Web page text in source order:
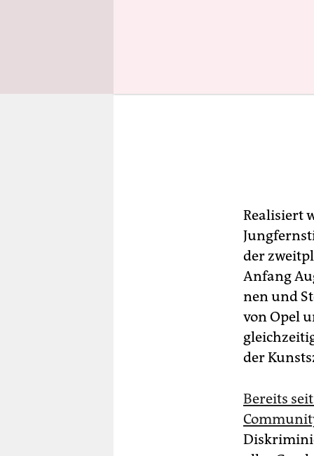
Realisiert
der
Anfang
nen und
von Opel
der
Bereits